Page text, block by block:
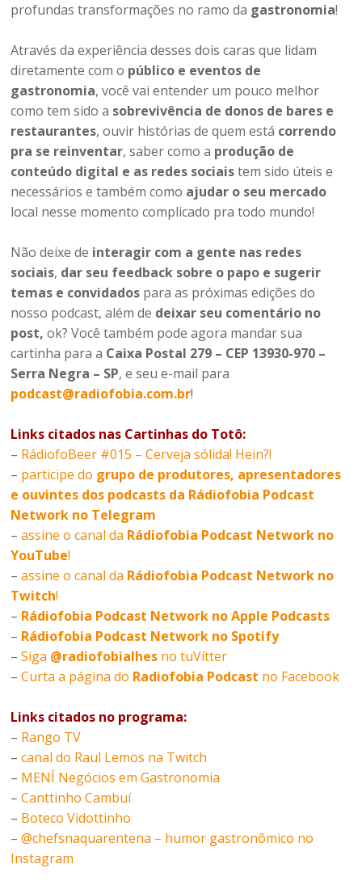
profundas transformações no ramo da gastronomia!
Através da experiência desses dois caras que lidam
diretamente com o público e eventos de
gastronomia, você vai entender um pouco melhor
como tem sido a sobrevivência de donos de bares e
restaurantes, ouvir histórias de quem está correndo
pra se reinventar, saber como a produção de
conteúdo digital e as redes sociaistem sido úteis e
necessários e também como ajudar o seu mercado
local nesse momento complicado pra todo mundo!
Não deixe de interagir com a gente nas redes
sociais, dar seu feedback sobre o papo e sugerir
temas e convidados para as próximas edições do
nosso podcast, além de deixar seu comentário no
post, ok? Você também pode agora mandar sua
cartinha para a Caixa Postal 279 – CEP 13930-970 –
Serra Negra – SP, e seu e-mail para
podcast@radiofobia.com.br!
Links citados nas Cartinhas do Totô:
– RádiofoBeer #015 – Cerveja sólida! Hein?!
– participe do grupo de produtores, apresentadores
e ouvintes dos podcasts da Rádiofobia Podcast
Network no Telegram
–assine o canal da Rádiofobia Podcast Network no
YouTube!
–assine o canal da Rádiofobia Podcast Network no
Twitch!
– Rádiofobia Podcast Network no Apple Podcasts
– Rádiofobia Podcast Network no Spotify
–Siga @radiofobialhes no tuVítter
–Curta a página do Radiofobia Podcast no Facebook
Links citados no programa:
– Rango TV
–canal do Raul Lemos na Twitch
– MENÍ Negócios em Gastronomia
–Canttinho Cambuí
– Boteco Vidottinho
–@chefsnaquarentena – humor gastronômico no
Instagram